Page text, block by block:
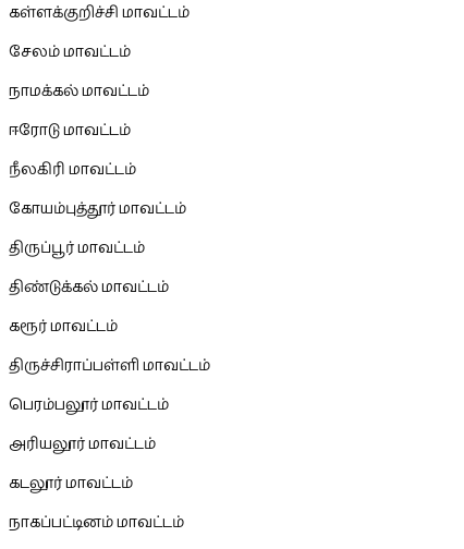
கள்ளக்குறிச்சி மாவட்டம்
சேலம் மாவட்டம்
நாமக்கல் மாவட்டம்
ஈரோடு மாவட்டம்
நீலகிரி மாவட்டம்
கோயம்புத்தூர் மாவட்டம்
திருப்பூர் மாவட்டம்
திண்டுக்கல் மாவட்டம்
கரூர் மாவட்டம்
திருச்சிராப்பள்ளி மாவட்டம்
பெரம்பலூர் மாவட்டம்
அரியலூர் மாவட்டம்
கடலூர் மாவட்டம்
நாகப்பட்டினம் மாவட்டம்